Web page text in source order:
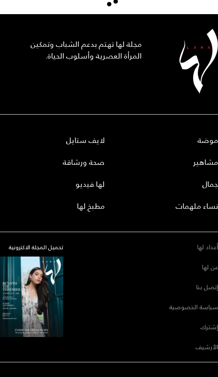
مجلة لها تهتم بدعم الشباب وتمكين
المرأة العصرية وأسلوب الحياة.
موضة
مشاهير
جمال
نساء ملهمات
لايف ستايل
صحة ورشاقة
لها فيديو
مطبخ لها
أعداد لها
عن لها
إتصل بنا
سياسة الخصوصية
إشترك
الأرشيف
تحميل المجلة الاكترونية